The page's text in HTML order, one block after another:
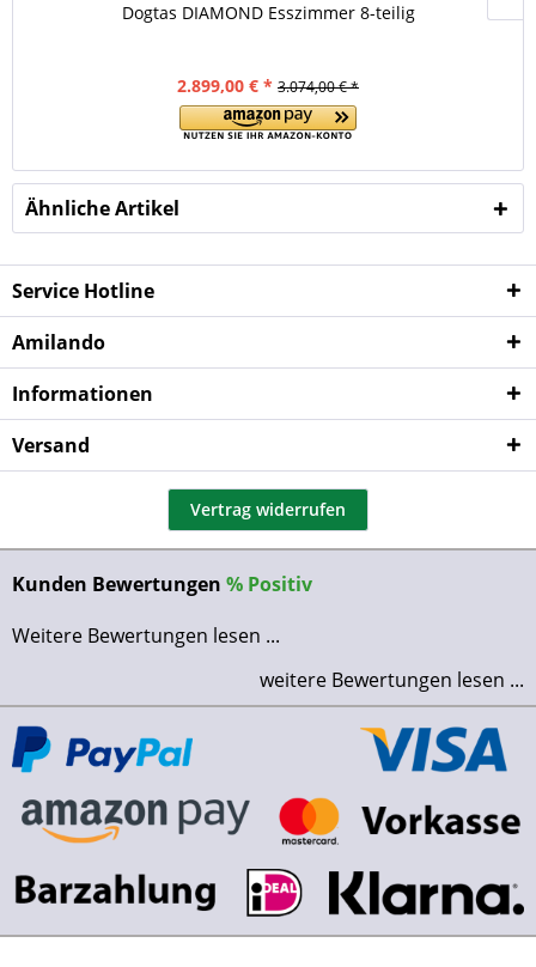
Dogtas DIAMOND Esszimmer 8-teilig
2.899,00 € * 3.074,00 € *
Ähnliche Artikel
Service Hotline
Amilando
Informationen
Versand
Vertrag widerrufen
Kunden Bewertungen % Positiv
Weitere Bewertungen lesen ...
weitere Bewertungen lesen ...